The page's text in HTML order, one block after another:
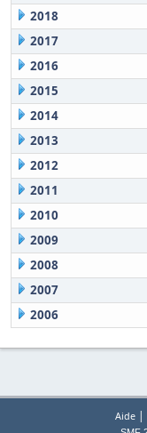
2018
2017
2016
2015
2014
2013
2012
2011
2010
2009
2008
2007
2006
Aide|